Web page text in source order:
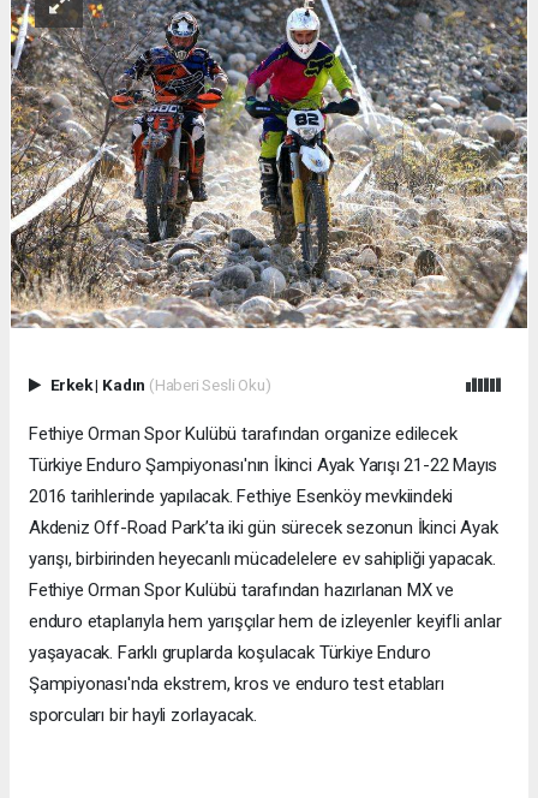
Erkek| Kadın (Haberi Sesli Oku)
Fethiye Orman Spor Kulübü tarafından organize edilecek
Türkiye Enduro Şampiyonası'nın İkinci Ayak Yarışı 21-22 Mayıs
2016 tarihlerinde yapılacak. Fethiye Esenköy mevkiindeki
Akdeniz Off-Road Park’ta iki gün sürecek sezonun İkinci Ayak
yarışı, birbirinden heyecanlı mücadelelere ev sahipliği yapacak.
Fethiye Orman Spor Kulübü tarafından hazırlanan MX ve
enduro etaplarıyla hem yarışçılar hem de izleyenler keyifli anlar
yaşayacak. Farklı gruplarda koşulacak Türkiye Enduro
Şampiyonası'nda ekstrem, kros ve enduro test etabları
sporcuları bir hayli zorlayacak.